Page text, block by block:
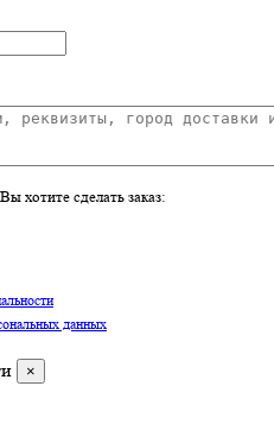
хотите сделать заказ:
данных
×